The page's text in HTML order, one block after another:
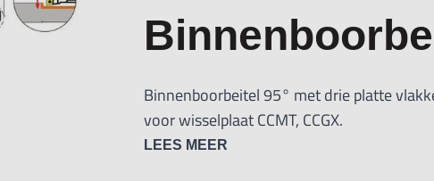
Binnenboorbeitel 95° met drie platte
voor wisselplaat CCMT, CCGX.
LEES MEER